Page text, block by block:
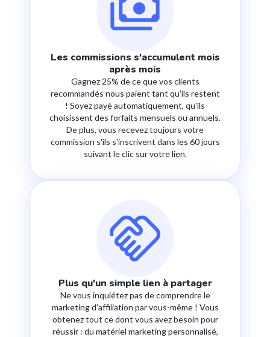
Les commissions s'accumulent mois
après mois
Gagnez 25% de ce que vos clients
recommandés nous paient tant qu'ils restent
! Soyez payé automatiquement, qu'ils
choisissent des forfaits mensuels ou annuels.
De plus, vous recevez toujours votre
commission s'ils s'inscrivent dans les 60 jours
suivant le clic sur votre lien.
Plus qu'un simple lien à partager
Ne vous inquiétez pas de comprendre le
marketing d'affiliation par vous-même ! Vous
obtenez tout ce dont vous avez besoin pour
réussir : du matériel marketing personnalisé,